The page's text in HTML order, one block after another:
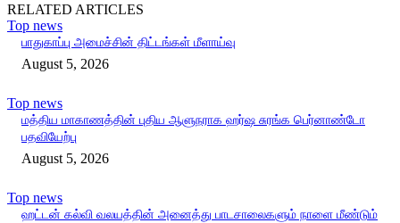
RELATED ARTICLES
Top news
பாதுகாப்பு அமைச்சின் திட்டங்கள் மீளாய்வு
August 5, 2026
Top news
மத்திய மாகாணத்தின் புதிய ஆளுநராக ஹர்ஷ சுரங்க பெர்னாண்டோ
பதவியேற்பு
August 5, 2026
Top news
ஹட்டன் கல்வி வலயத்தின் அனைத்து பாடசாலைகளும் நாளை மீண்டும்